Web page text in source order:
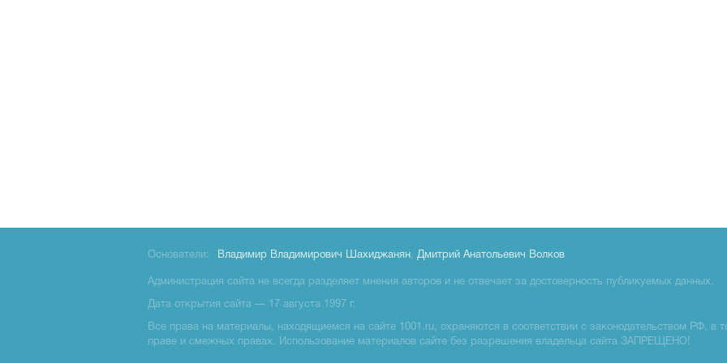
Основатели: Владимир Владимирович Шахиджанян, Дмитрий Анатольевич Волков
Администрация сайта не всегда разделяет мнения авторов и не отвечает за достоверность публикуемых данных.
Дата открытия сайта — 17 августа 1997 г.
Все права на материалы, находящиемся на сайте 1001.ru, охраняются в соответствии с законодательством РФ, в
праве и смежных правах. Использование материалов сайте без разрешения владельца сайта ЗАПРЕЩЕНО!